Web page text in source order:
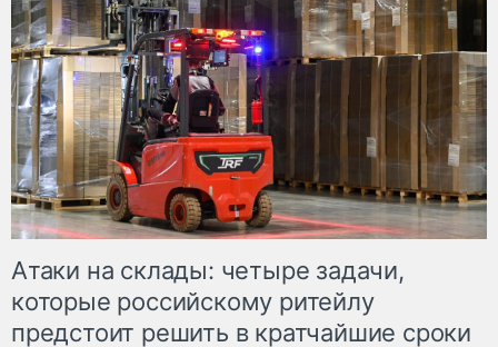
Атаки на склады: четыре задачи,
которые российскому ритейлу
предстоит решить в кратчайшие сроки